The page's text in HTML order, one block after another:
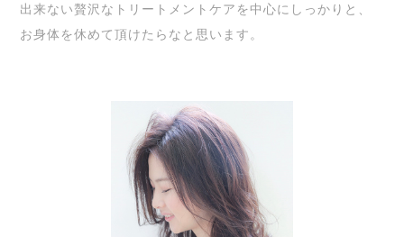
出来ない贅沢なトリートメントケアを中心にしっかりと、
お身体を休めて頂けたらなと思います。